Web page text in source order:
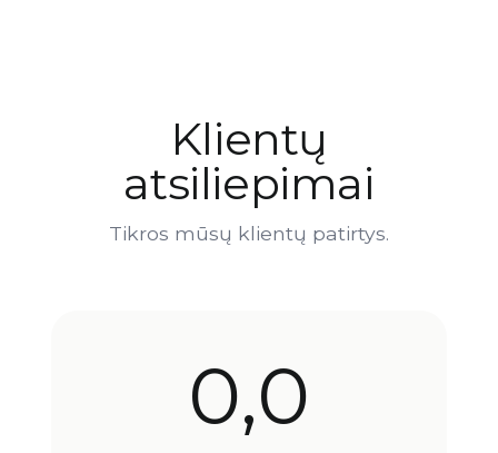
Klientų
atsiliepimai
Tikros mūsų klientų patirtys.
0,0